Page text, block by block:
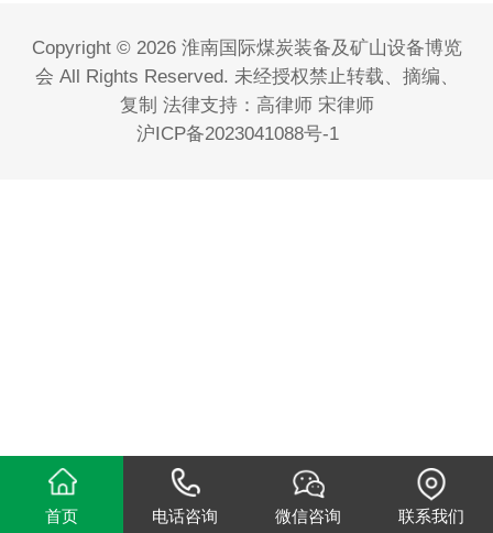
Copyright © 2026 淮南国际煤炭装备及矿山设备博览
会 All Rights Reserved. 未经授权禁止转载、摘编、
复制 法律支持：高律师 宋律师
沪ICP备2023041088号-1
首页 电话咨询 微信咨询 联系我们